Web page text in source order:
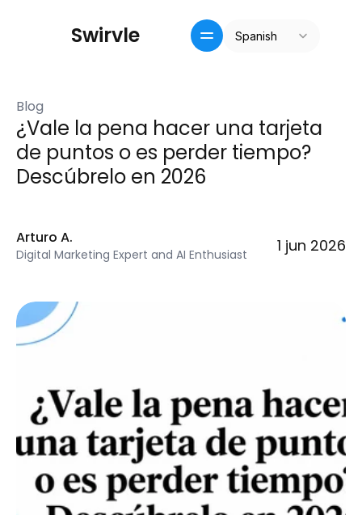
Swirvle Spanish
Precios
Pricing
Blog
Blog
¿Vale la pena hacer una tarjeta
de puntos o es perder tiempo?
Descúbrelo en 2026
Arturo A.
Digital Marketing Expert and AI Enthusiast 1 jun 2026